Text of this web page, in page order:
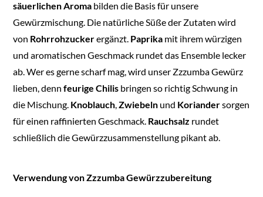
säuerlichen Aroma bilden die Basis für unsere
Gewürzmischung. Die natürliche Süße der Zutaten wird
von Rohrrohzuckerergänzt. Paprika mit ihrem würzigen
und aromatischen Geschmack rundet das Ensemble lecker
ab. Wer es gerne scharf mag, wird unser Zzzumba Gewürz
lieben, dennfeurige Chilis bringen so richtig Schwung in
die Mischung. Knoblauch,Zwiebeln und Koriandersorgen
für einen raffinierten Geschmack. Rauchsalz rundet
schließlich die Gewürzzusammenstellung pikant ab.
Verwendung von Zzzumba Gewürzzubereitung